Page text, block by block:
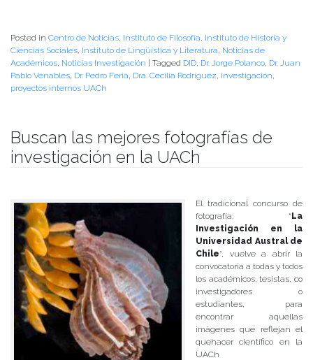
Posted in Centro de Noticias Instituto de Filosofía Instituto de Historia y
Ciencias Sociales Instituto de Lingüística y Literatura Noticias de
Académicos Noticias Investigación | Tagged DID Dr. Jorge Polanco Dr. Juan
Pablo Venables Dr. Pedro Feria Dra. Cecilia Rodríguez investigación
proyectos internos UACh
Buscan las mejores fotografías de
investigación en la UACh
El tradicional concurso de
fotografía: “La
Investigación en la
Universidad Austral de
Chile“, vuelve a abrir la
convocatoria a todas y todos
los académicos, tesistas, co
investigadores o
estudiantes, para
encontrar aquellas
imágenes que reflejan el
quehacer científico en la
UACh